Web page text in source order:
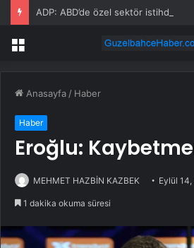
ADP: ABD’de özel sektör istihdamı
Menü
Anasayfa / Haber
Haber
Eroğlu:
MEHMET HAZBİN KAZBEK Eylül
1 dakika okuma süresi